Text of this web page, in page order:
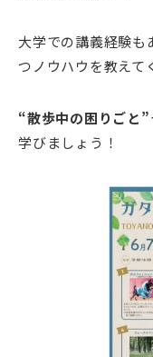
大学での講義経験も
つノウハウを教えて
“散歩中の困りごと”
学びましょう！